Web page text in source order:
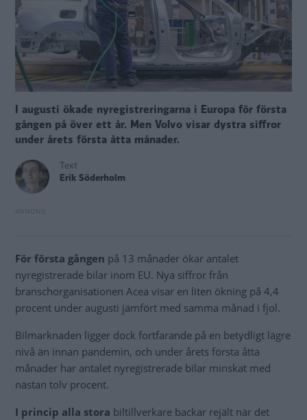
I augusti ökade nyregistreringarna i Europa för första
gången på över ett år. Men Volvo visar dystra siffror
under årets första åtta månader.
Text
Erik Söderholm
För första gången på 13 månader ökar antalet
nyregistrerade bilar inom EU. Nya siffror från
branschorganisationen Acea visar en liten ökning på 4,4
procent under augusti jämfört med samma månad i fjol.
Bilmarknaden ligger dock fortfarande på en betydligt lägre
nivå än innan pandemin, och under årets första åtta
månader har antalet nyregistrerade bilar minskat med
nästan tolv procent.
I princip alla stora biltillverkare backar rejält när det